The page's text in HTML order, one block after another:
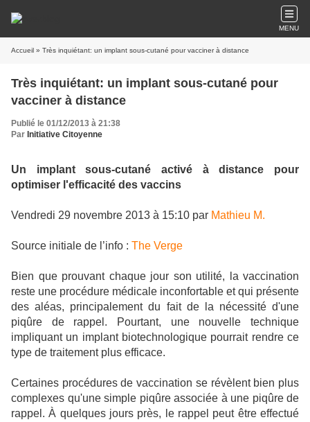
MENU
Accueil » Très inquiétant: un implant sous-cutané pour vacciner à distance
Très inquiétant: un implant sous-cutané pour
vacciner à distance
Publié le 01/12/2013 à 21:38
Par Initiative Citoyenne
Un implant sous-cutané activé à distance pour
optimiser l'efficacité des vaccins
Vendredi 29 novembre 2013 à 15:10 par Mathieu M.
Source initiale de l’info : The Verge
Bien que prouvant chaque jour son utilité, la vaccination
reste une procédure médicale inconfortable et qui présente
des aléas, principalement du fait de la nécessité d'une
piqûre de rappel. Pourtant, une nouvelle technique
impliquant un implant biotechnologique pourrait rendre ce
type de traitement plus efficace.
Certaines procédures de vaccination se révèlent bien plus
complexes qu'une simple piqûre associée à une piqûre de
rappel. À quelques jours près, le rappel peut être effectué